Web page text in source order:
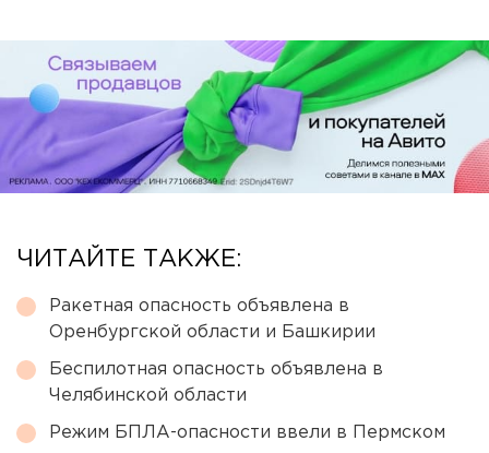
ЧИТАЙТЕ ТАКЖЕ:
Ракетная опасность объявлена в
Оренбургской области и Башкирии
Беспилотная опасность объявлена в
Челябинской области
Режим БПЛА-опасности ввели в Пермском